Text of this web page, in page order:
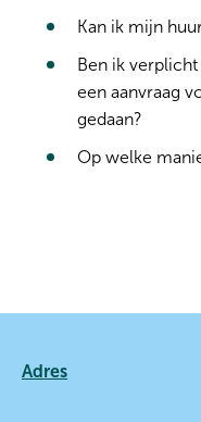
Kan ik mijn
Ben ik
een aanvraag
gedaan?
Op welke
Adres